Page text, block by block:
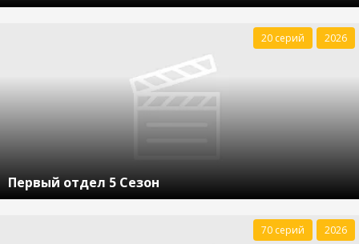
Первый отдел 5 Сезон
20 серий 2026
70 серий 2026